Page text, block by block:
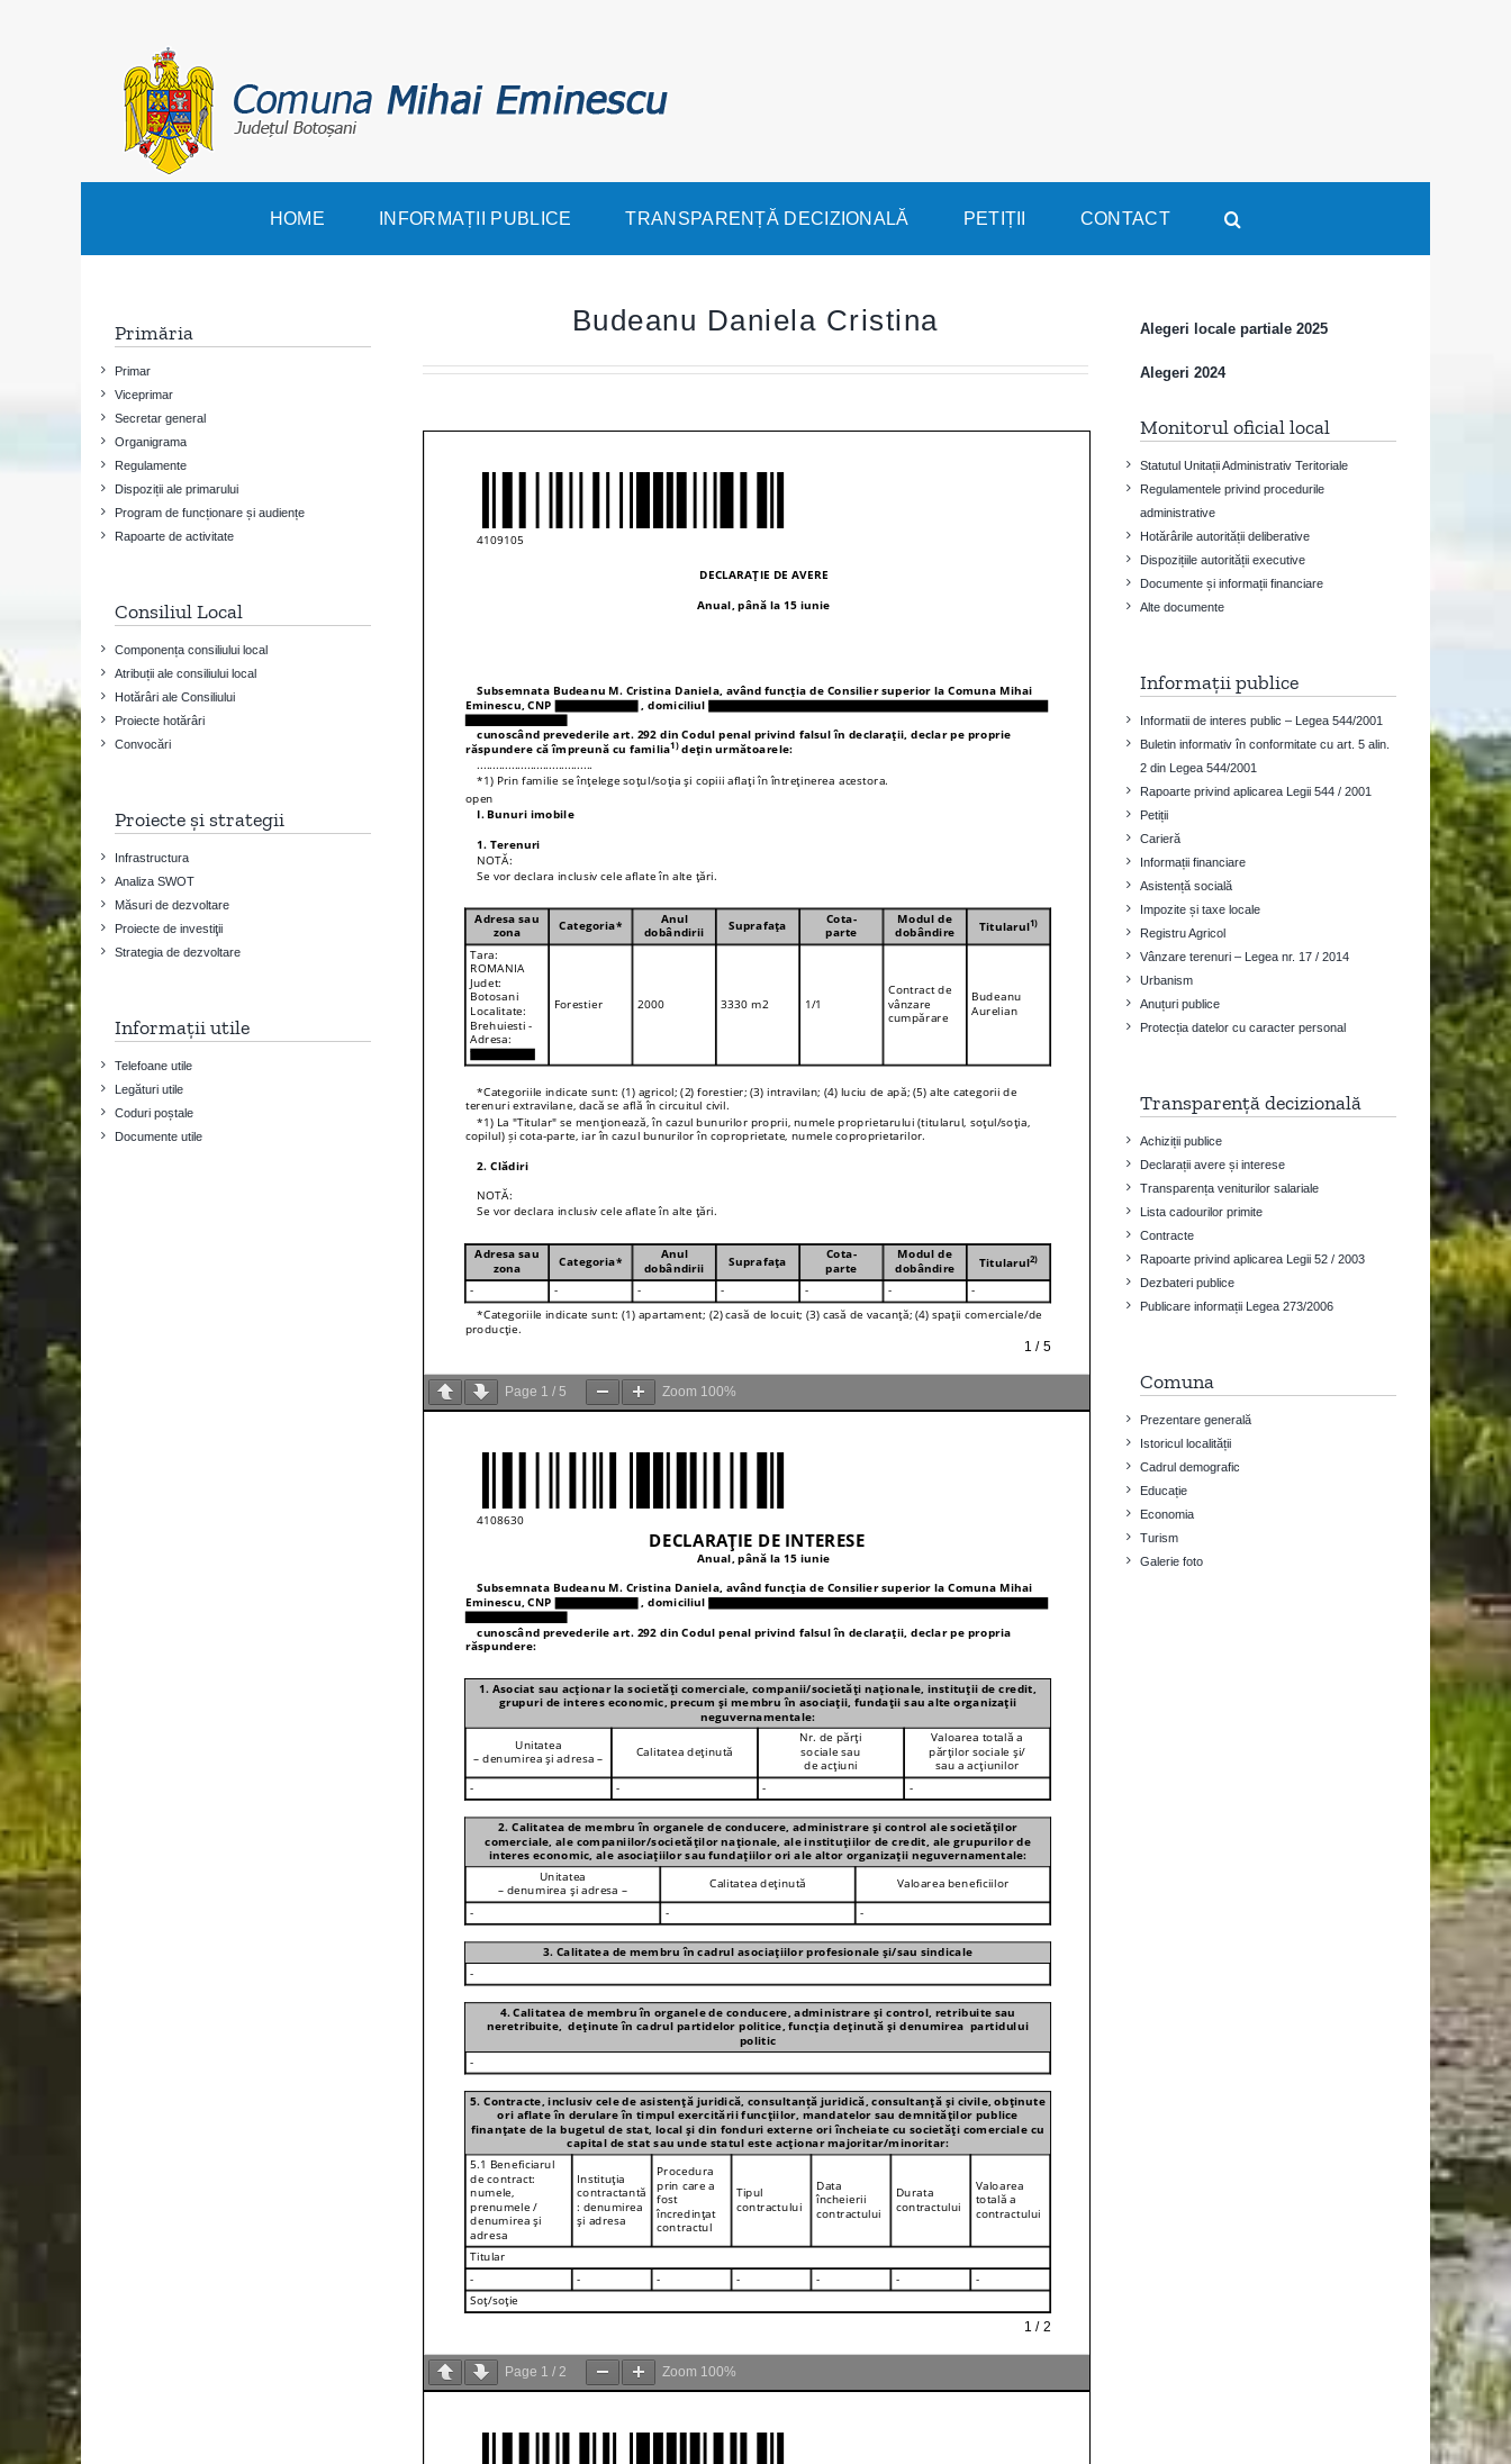
HOME INFORMAȚII PUBLICE TRANSPARENȚĂ DECIZIONALĂ PETIȚII CONTACT
Budeanu Daniela Cristina
Page 1 / 5 Zoom 100%
Page 1 / 2 Zoom 100%
Primăria
Primar
Viceprimar
Secretar general
Organigrama
Regulamente
Dispoziții ale primarului
Program de funcționare și audiențe
Rapoarte de activitate
Consiliul Local
Componența consiliului local
Atribuții ale consiliului local
Hotărâri ale Consiliului
Proiecte hotărâri
Convocări
Proiecte și strategii
Infrastructura
Analiza SWOT
Măsuri de dezvoltare
Proiecte de investiţii
Strategia de dezvoltare
Informații utile
Telefoane utile
Legături utile
Coduri poștale
Documente utile
Alegeri locale partiale 2025
Alegeri 2024
Monitorul oficial local
Statutul Unitații Administrativ Teritoriale
Regulamentele privind procedurile
administrative
Hotărârile autorității deliberative
Dispozițiile autorității executive
Documente și informații financiare
Alte documente
Informații publice
Informatii de interes public – Legea 544/2001
Buletin informativ în conformitate cu art. 5 alin.
2 din Legea 544/2001
Rapoarte privind aplicarea Legii 544 / 2001
Petiții
Carieră
Informații financiare
Asistență socială
Impozite și taxe locale
Registru Agricol
Vânzare terenuri – Legea nr. 17 / 2014
Urbanism
Anuțuri publice
Protecția datelor cu caracter personal
Transparență decizională
Achiziții publice
Declarații avere și interese
Transparența veniturilor salariale
Lista cadourilor primite
Contracte
Rapoarte privind aplicarea Legii 52 / 2003
Dezbateri publice
Publicare informații Legea 273/2006
Comuna
Prezentare generală
Istoricul localității
Cadrul demografic
Educație
Economia
Turism
Galerie foto